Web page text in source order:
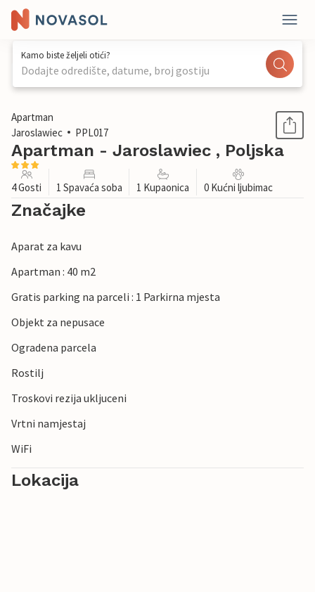
Kamo biste željeli otići?
Dodajte odredište, datume, broj gostiju
1 / 12
Apartman
Jaroslawiec
PPL017
Apartman - Jaroslawiec , Poljska
4 Gosti 1 Spavaća soba 1 Kupaonica 0 Kućni ljubimac
Značajke
Aparat za kavu
Apartman : 40 m2
Gratis parking na parceli : 1 Parkirna mjesta
Objekt za nepusace
Ogradena parcela
Rostilj
Troskovi rezija ukljuceni
Vrtni namjestaj
WiFi
Lokacija